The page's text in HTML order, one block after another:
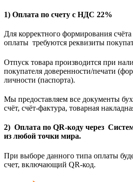
1) Оплата по счету с НДС 22%
Для корректного формирования
оплаты требуются реквизиты
Отпуск товара производится при
покупателя доверенности/печати
личности (паспорта).
Мы предоставляем все документы
счёт, счёт-фактура, товарная
2) Оплата по QR-коду через
из любой точки мира.
При выборе данного типа оплаты
счет, включающий QR-код.